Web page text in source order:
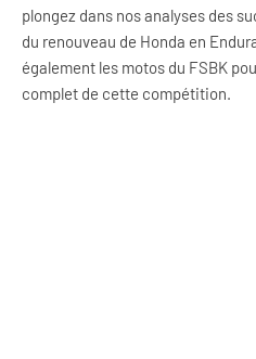
plongez dans nos analyses des
du renouveau de Honda en
également les motos du FSBK
complet de cette compétition.